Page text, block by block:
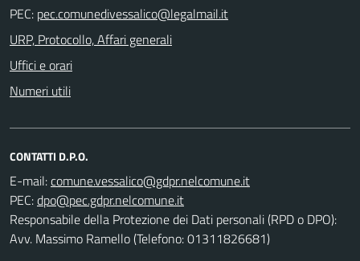
PEC:
URP, Protocollo, Affari generali
Uffici e orari
Numeri utili
CONTATTI D.P.O.
E-mail:
PEC:
Responsabile della Protezione dei Dati personali (RPD o DPO):
Avv. Massimo Ramello (Telefono: 01311826681)